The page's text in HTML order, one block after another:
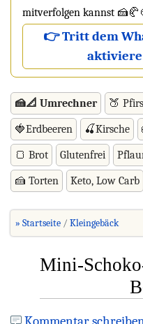
mitverfolgen kannst
👉 Tritt dem
aktiviere
🍰📐 Umrechner 🍑
🍓Erdbeeren 🍒Kirsche
🍞 Brot Glutenfrei
🍰 Torten Keto, Low Carb
» Startseite Kleingebäck
Mini-